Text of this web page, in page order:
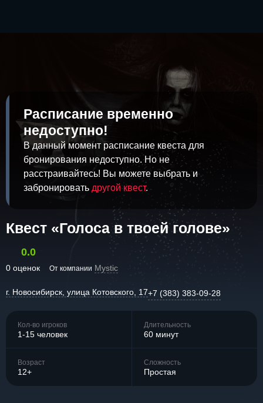
Расписание временно
недоступно!
В данный момент расписание квеста для
бронирования недоступно. Но не
расстраивайтесь! Вы можете выбрать и
забронировать другой квест.
Квест «Голоса в твоей голове»
0.0
0 оценок От компании Mystic
г. Новосибирск, улица Котовского, 17+7 (383) 383-09-28
Кол-во игроков
1-15 человек
Длительность
60 минут
Возраст
12+
Сложность
Простая